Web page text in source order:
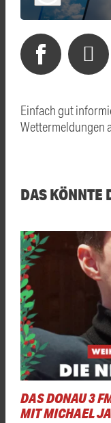
Einfach gut
Wettermeldungen
DAS KÖNNTE
DAS DONAU 3
MIT MICHAEL